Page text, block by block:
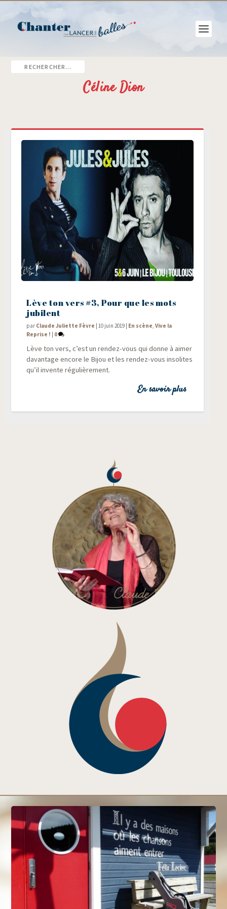
Céline Dion
Lève ton vers #3, Pour que les mots
jubilent
par Claude Juliette Fèvre | 10 juin 2019 | En scène ,Vive la
Reprise ! | 0
Lève ton vers, c’est un ren­dez-vous qui donne à aimer
davan­tage encore le Bijou et les ren­dez-vous inso­lites
qu’il invente régulièrement.
En savoir plus